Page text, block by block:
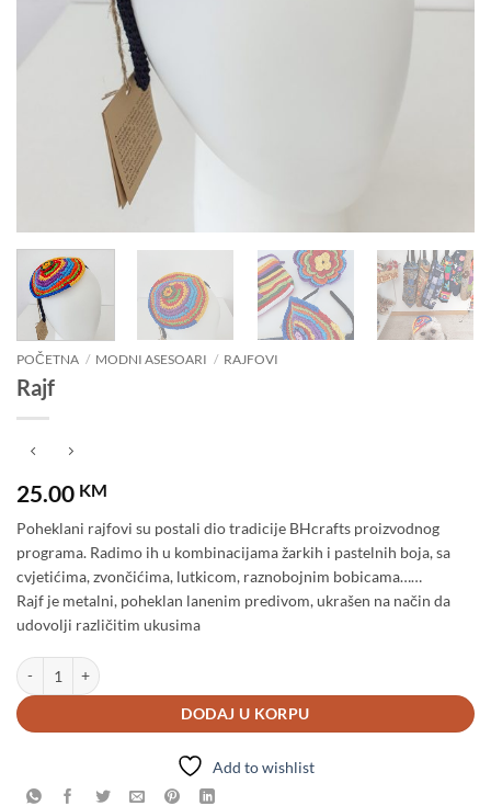
POČETNA / MODNI ASESOARI / RAJFOVI
Rajf
25.00 KM
Poheklani rajfovi su postali dio tradicije BHcrafts proizvodnog
programa. Radimo ih u kombinacijama žarkih i pastelnih boja, sa
cvjetićima, zvončićima, lutkicom, raznobojnim bobicama……
Rajf je metalni, poheklan lanenim predivom, ukrašen na način da
udovolji različitim ukusima
Rajf količina
DODAJ U KORPU
Add to wishlist